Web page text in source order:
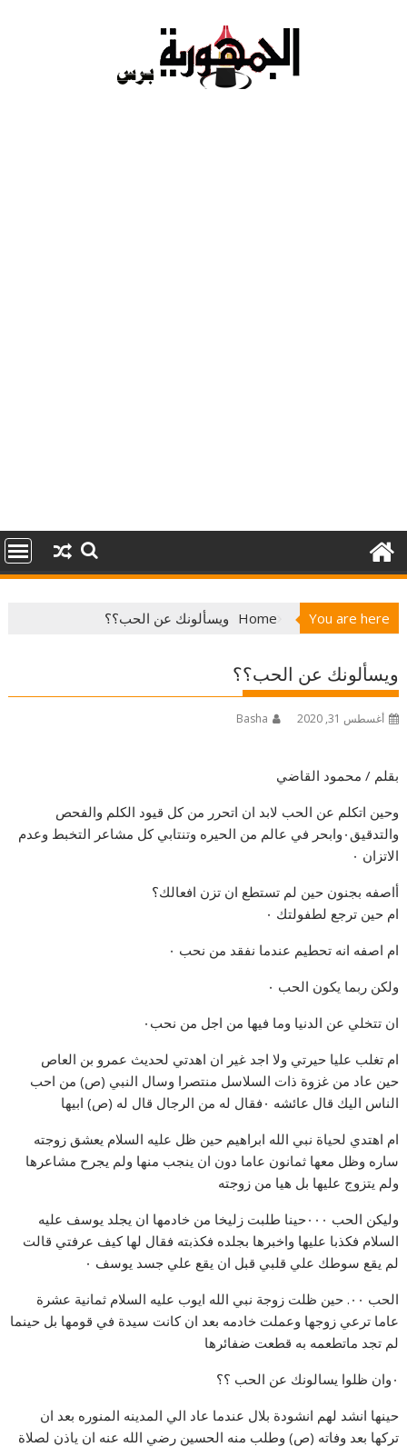
You are here
Home ويسألونك عن الحب؟؟
ويسألونك عن الحب؟؟
أغسطس 31, 2020 Basha
بقلم / محمود القاضي
وحين اتكلم عن الحب لابد ان اتحرر من كل قيود الكلم والفحص
والتدقيق٠وابحر في عالم من الحيره وتنتابي كل مشاعر التخبط وعدم
الاتزان ٠
أاصفه بجنون حين لم تستطع ان تزن افعالك؟
ام حين ترجع لطفولتك ٠
ام اصفه انه تحطيم عندما نفقد من نحب ٠
ولكن ربما يكون الحب ٠
ان تتخلي عن الدنيا وما فيها من اجل من نحب٠
ام تغلب عليا حيرتي ولا اجد غير ان اهدتي لحديث عمرو بن العاص
حين عاد من غزوة ذات السلاسل منتصرا وسال النبي (ص) من احب
الناس اليك قال عائشه ٠فقال له من الرجال قال له (ص) ابيها
ام اهتدي لحياة نبي الله ابراهيم حين ظل عليه السلام يعشق زوجته
ساره وظل معها ثمانون عاما دون ان ينجب منها ولم يجرح مشاعرها
ولم يتزوج عليها بل هيا من زوجته
وليكن الحب ٠٠٠حينا طلبت زليخا من خادمها ان يجلد يوسف عليه
السلام فكذبا عليها واخبرها بجلده فكذبته فقال لها كيف عرفتي قالت
لم يقع سوطك علي قلبي قبل ان يقع علي جسد يوسف ٠
الحب ٠٠. حين ظلت زوجة نبي الله ايوب عليه السلام ثمانية عشرة
عاما ترعي زوجها وعملت خادمه بعد ان كانت سيدة في قومها بل حينما
لم تجد ماتطعمه به قطعت ضفائرها
٠وان ظلوا يسالونك عن الحب ؟؟
حينها انشد لهم انشودة بلال عندما عاد الي المدينه المنوره بعد ان
تركها بعد وفاته (ص) وطلب منه الحسين رضي الله عنه ان ياذن لصلاة